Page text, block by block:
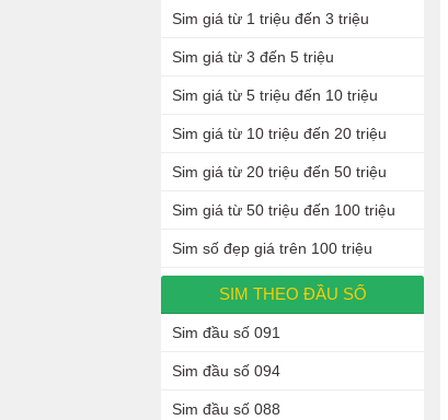
Sim giá từ 1 triệu đến 3 triệu
Sim giá từ 3 đến 5 triệu
Sim giá từ 5 triệu đến 10 triệu
Sim giá từ 10 triệu đến 20 triệu
Sim giá từ 20 triệu đến 50 triệu
Sim giá từ 50 triệu đến 100 triệu
Sim số đẹp giá trên 100 triệu
SIM THEO ĐẦU SỐ
Sim đầu số 091
Sim đầu số 094
Sim đầu số 088